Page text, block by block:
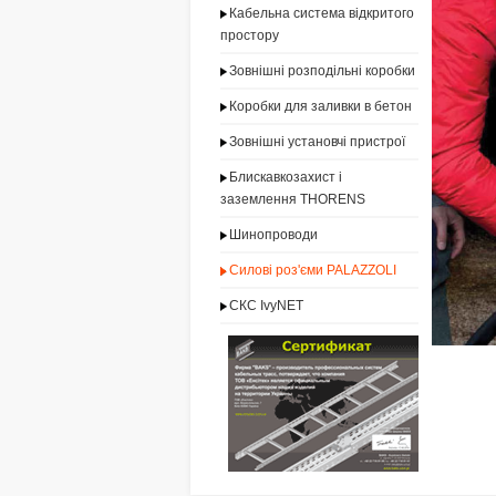
Кабельна система відкритого
простору
Зовнішні розподільні коробки
Коробки для заливки в бетон
Зовнішні установчі пристрої
Блискавкозахист і
заземлення THORENS
Шинопроводи
Силові роз'єми PALAZZOLI
СКС IvyNET